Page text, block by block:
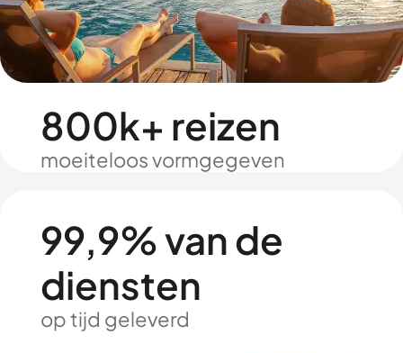
800k+ reizen
moeiteloos vormgegeven
99,9% van de
diensten
op tijd geleverd